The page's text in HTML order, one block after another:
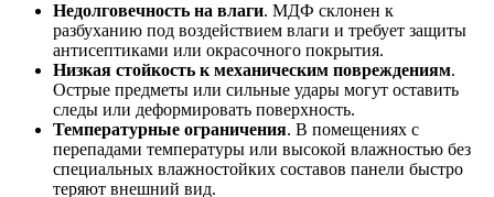
Недолговечность на влаги. МДФ склонен к
разбуханию под воздействием влаги и требует защиты
антисептиками или окрасочного покрытия.
Низкая стойкость к механическим повреждениям.
Острые предметы или сильные удары могут оставить
следы или деформировать поверхность.
Температурные ограничения. В помещениях с
перепадами температуры или высокой влажностью без
специальных влажностойких составов панели быстро
теряют внешний вид.